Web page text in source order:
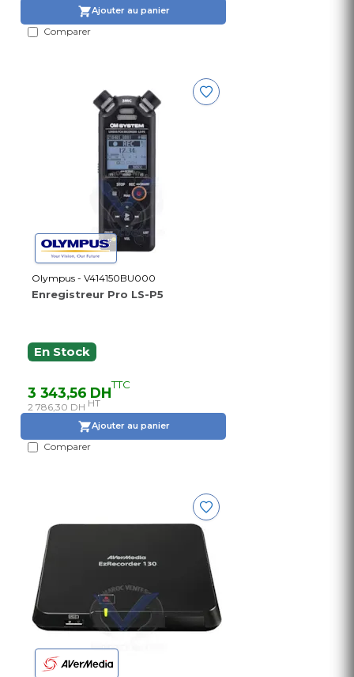
Ajouter au panier
Comparer
Olympus - V414150BU000
Enregistreur Pro LS-P5
En Stock
3 343,56 DHTTC
2 786,30 DH HT
Ajouter au panier
Comparer